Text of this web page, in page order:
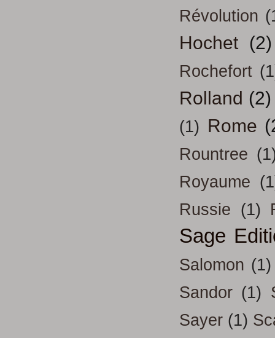
Révolution
Hochet (2)
Rochefort
Rolland (2)
(1) Rome
Rountree
Royaume
Russie (1)
Sage
Salomon (1)
Sandor (1)
Sayer (1)